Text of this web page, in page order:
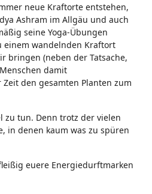
neue Kraftorte entstehen,
Ashram im Allgäu und auch
seine Yoga-Übungen
einem wandelnden Kraftort
bringen (neben der Tatsache,
damit
den gesamten Planten zum
zu tun. Denn trotz der vielen
in denen kaum was zu spüren
euere Energiedurftmarken